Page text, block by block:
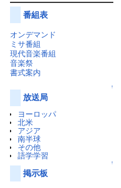
番組表
オンデマンド
ミサ番組
現代音楽番組
音楽祭
書式案内
↑
放送局
ヨーロッパ
北米
アジア
南半球
その他
語学学習
↑
掲示板